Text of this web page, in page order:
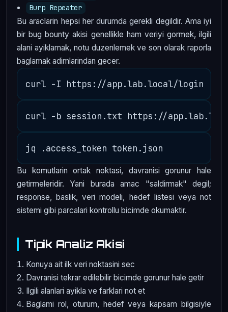
Burp Repeater
Bu araclarin hepsi her durumda gerekli degildir. Ama iyi
bir bug bounty akisi genellikle ham veriyi gormek, ilgili
alani ayiklamak, notu duzenlemek ve son olarak raporla
baglamak adimlarindan gecer.
Bu komutlarin ortak noktasi, davranisi gorunur hale
getirmeleridir. Yani burada amac "saldirmak" degil;
response, baslik, veri modeli, hedef listesi veya not
sistemi gibi parcalari kontrollu bicimde okumaktir.
Tipik Analiz Akisi
Konuya ait ilk veri noktasini sec
Davranisi tekrar edilebilir bicimde gorunur hale getir
Ilgili alanlari ayikla ve farklari not et
Baglami rol, oturum, hedef veya kapsam bilgisiyle